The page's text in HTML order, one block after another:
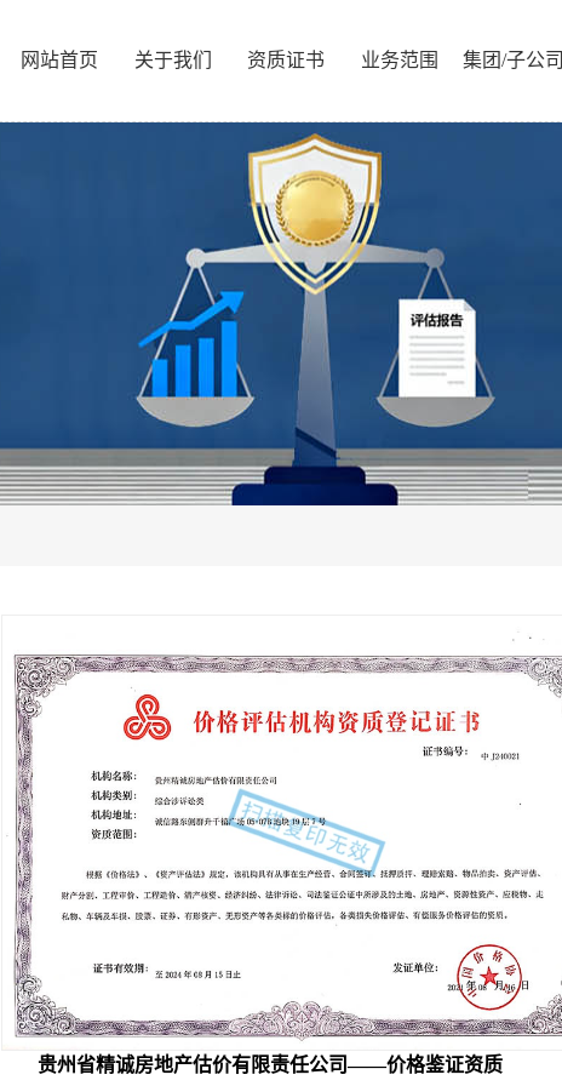
网站首页 关于我们 资质证书 业务范围 集团/子公司
贵州省精诚房地产估价有限责任公司——价格鉴证资质